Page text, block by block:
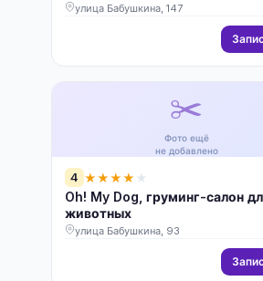
улица Бабушкина, 147
✂️
Фото ещё
не добавлено
4 ★★★★ ★
Oh! My Dog, груминг-салон
животных
улица Бабушкина, 93